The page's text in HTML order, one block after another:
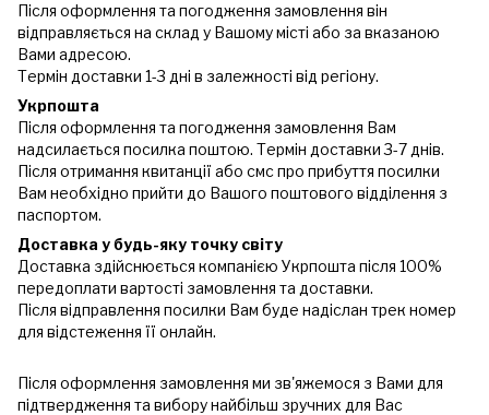
Після оформлення та погодження замовлення він
відправляється на склад у Вашому місті або за вказаною
Вами адресою.
Термін доставки 1-3 дні в залежності від регіону.
Укрпошта
Після оформлення та погодження замовлення Вам
надсилається посилка поштою. Термін доставки 3-7 днів.
Після отримання квитанції або смс про прибуття посилки
Вам необхідно прийти до Вашого поштового відділення з
паспортом.
Доставка у будь-яку точку світу
Доставка здійснюється компанією Укрпошта після 100%
передоплати вартості замовлення та доставки.
Після відправлення посилки Вам буде надіслан трек номер
для відстеження її онлайн.
Після оформлення замовлення ми зв'яжемося з Вами для
підтвердження та вибору найбільш зручних для Вас